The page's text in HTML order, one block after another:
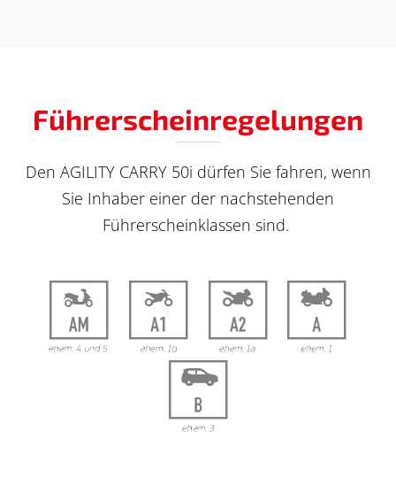
Führerschein­regelungen
Den AGILITY CARRY 50i dürfen Sie fahren, wenn
Sie Inhaber einer der nachstehenden
Führerscheinklassen sind.
2 3 4 5
6